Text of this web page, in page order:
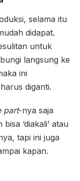
selama itu
didapat.
untuk
langsung ke
ini
diganti.
part-nya saja
‘diakali’ atau
tapi ini juga
kapan.